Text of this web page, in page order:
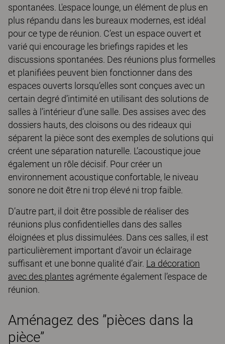
spontanées. L'espace lounge, un élément de plus en
plus répandu dans les bureaux modernes, est idéal
pour ce type de réunion. C’est un espace ouvert et
varié qui encourage les briefings rapides et les
discussions spontanées. Des réunions plus formelles
et planifiées peuvent bien fonctionner dans des
espaces ouverts lorsqu’elles sont conçues avec un
certain degré d’intimité en utilisant des solutions de
salles à l’intérieur d’une salle. Des assises avec des
dossiers hauts, des cloisons ou des rideaux qui
séparent la pièce sont des exemples de solutions qui
créent une séparation naturelle. L’acoustique joue
également un rôle décisif. Pour créer un
environnement acoustique confortable, le niveau
sonore ne doit être ni trop élevé ni trop faible.
D’autre part, il doit être possible de réaliser des
réunions plus confidentielles dans des salles
éloignées et plus dissimulées. Dans ces salles, il est
particulièrement important d’avoir un éclairage
suffisant et une bonne qualité d’air. La décoration
avec des plantes agrémente également l’espace de
réunion.
Aménagez des ”pièces dans la
pièce”